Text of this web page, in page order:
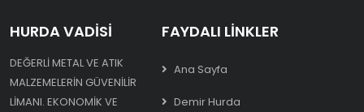
HURDA VADISI
DEĞERLI METAL VE ATIK
MALZEMELERIN GÜVENILIR
LIMANI. EKONOMIK VE
FAYDALI LINKLER
Ana Sayfa
Demir Hurda